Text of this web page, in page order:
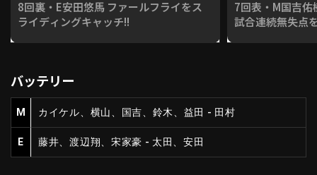
8回裏・E安田悠馬 ファールフライをス
ライディングキャッチ!!
7回表・M国吉
試合連続無失点
バッテリー
M カイケル、横山、国吉、鈴木、益田 - 田村
E 藤井、渡辺翔、宋家豪 - 太田、安田